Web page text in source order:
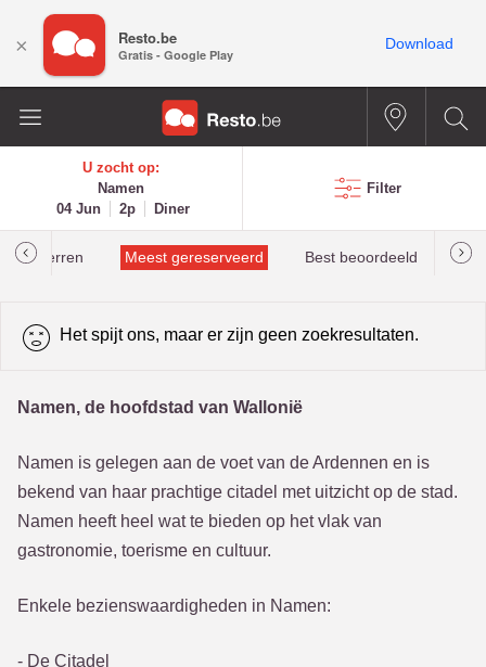
U zocht op:
Namen
04 Jun
2p Diner
Filter
Meest gereserveerd Best beoordeeld
Het spijt ons, maar er zijn geen zoekresultaten.
Namen, de hoofdstad van Wallonië
Namen is gelegen aan de voet van de Ardennen en is
bekend van haar prachtige citadel met uitzicht op de stad.
Namen heeft heel wat te bieden op het vlak van
gastronomie, toerisme en cultuur.
Enkele bezienswaardigheden in Namen:
- De Citadel
× Resto.be
Gratis - Google Play
Download